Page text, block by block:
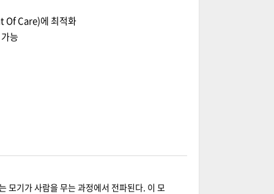
Of Care)에 최적화
능
모기가 사람을 무는 과정에서 전파된다. 이 모